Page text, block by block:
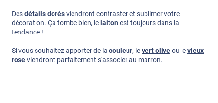
Desdétails dorésviendront contraster et sublimer votre
décoration. Ça tombe bien, le laiton est toujours dans la
tendance !
Si vous souhaitez apporter de la couleur, levert oliveou levieux
roseviendront parfaitement s'associer au marron.